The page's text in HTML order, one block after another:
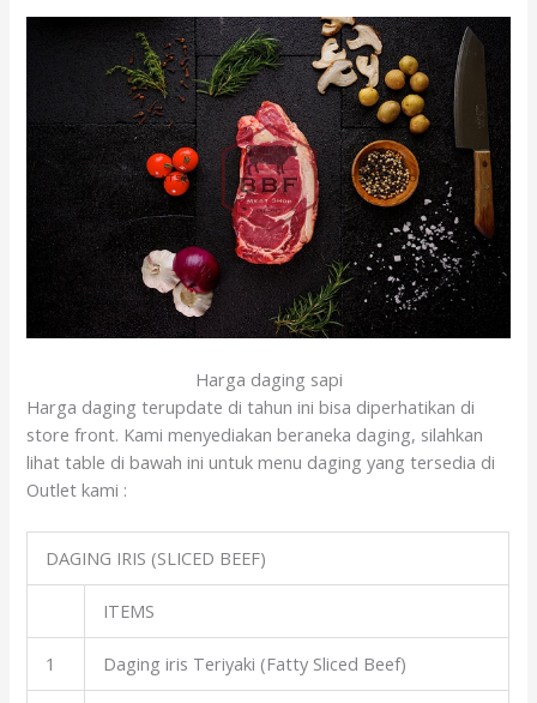
Harga daging sapi
Harga daging terupdate di tahun ini bisa diperhatikan di
store front. Kami menyediakan beraneka daging, silahkan
lihat table di bawah ini untuk menu daging yang tersedia di
Outlet kami :
DAGING IRIS (SLICED BEEF)
ITEMS
1 Daging iris Teriyaki (Fatty Sliced Beef)